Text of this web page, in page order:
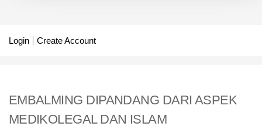
Login Create Account
EMBALMING DIPANDANG DARI ASPEK
MEDIKOLEGAL DAN ISLAM